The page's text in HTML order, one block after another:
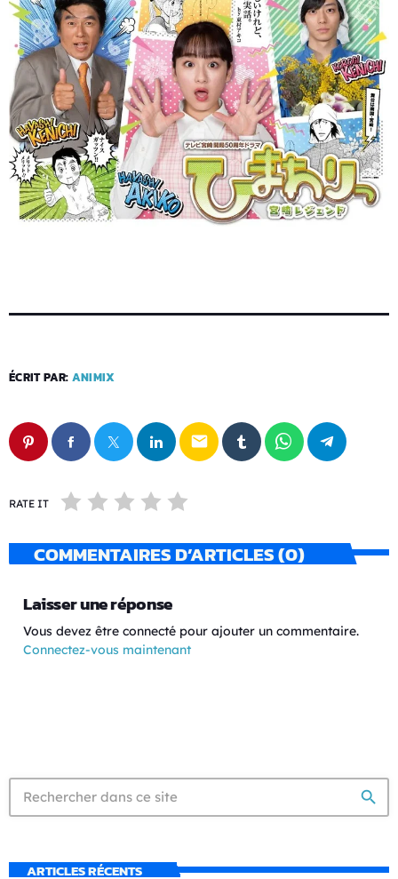
ÉCRIT PAR: ANIMIX
email
RATE IT
COMMENTAIRES D’ARTICLES (0)
Laisser une réponse
Vous devez être connecté pour ajouter un commentaire.
Connectez-vous maintenant
search
ARTICLES RÉCENTS